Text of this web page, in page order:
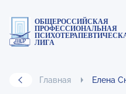
ОБЩЕРОССИЙСКАЯ
ПРОФЕССИОНАЛЬНАЯ
ЛИГА
Главная Елена